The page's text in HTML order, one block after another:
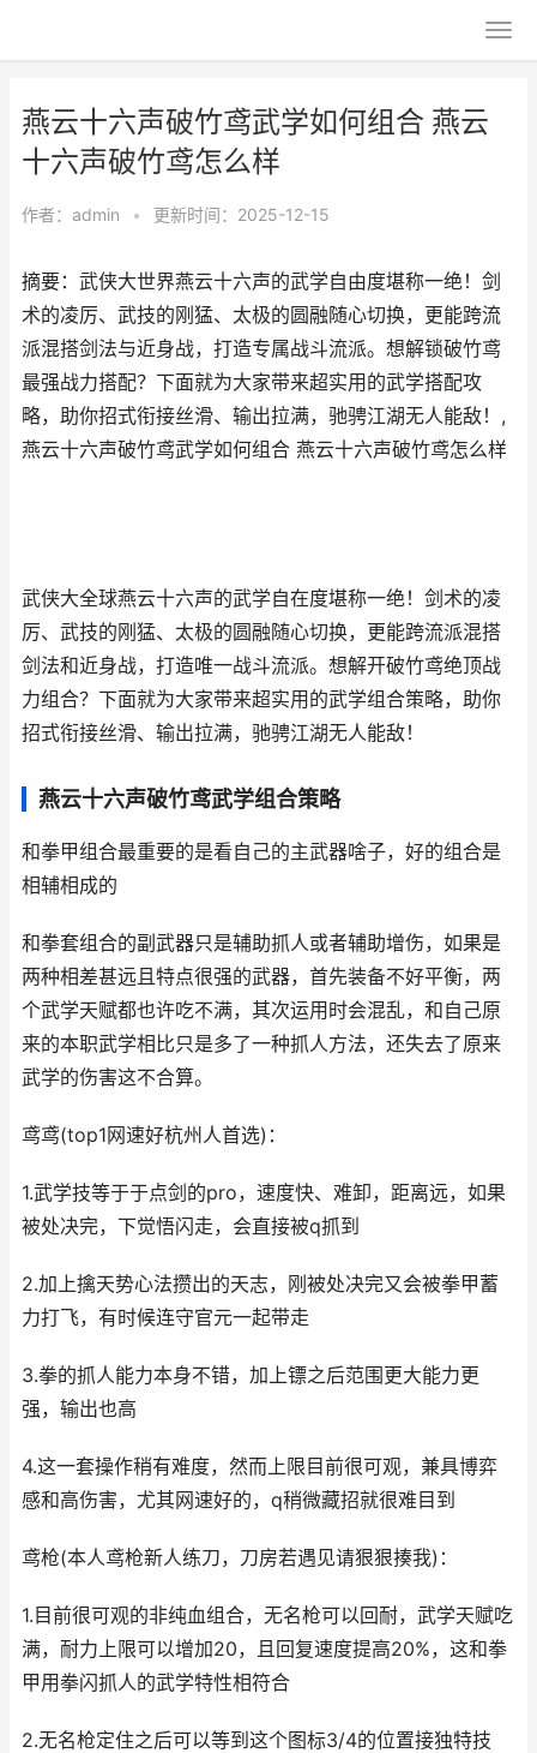
燕云十六声破竹鸢武学如何组合 燕云
十六声破竹鸢怎么样
作者： admin • 更新时间：2025-12-15
摘要：武侠大世界燕云十六声的武学自由度堪称一绝！剑
术的凌厉、武技的刚猛、太极的圆融随心切换，更能跨流
派混搭剑法与近身战，打造专属战斗流派。想解锁破竹鸢
最强战力搭配？下面就为大家带来超实用的武学搭配攻
略，助你招式衔接丝滑、输出拉满，驰骋江湖无人能敌！,
燕云十六声破竹鸢武学如何组合 燕云十六声破竹鸢怎么样
武侠大全球燕云十六声的武学自在度堪称一绝！剑术的凌
厉、武技的刚猛、太极的圆融随心切换，更能跨流派混搭
剑法和近身战，打造唯一战斗流派。想解开破竹鸢绝顶战
力组合？下面就为大家带来超实用的武学组合策略，助你
招式衔接丝滑、输出拉满，驰骋江湖无人能敌！
燕云十六声破竹鸢武学组合策略
和拳甲组合最重要的是看自己的主武器啥子，好的组合是
相辅相成的
和拳套组合的副武器只是辅助抓人或者辅助增伤，如果是
两种相差甚远且特点很强的武器，首先装备不好平衡，两
个武学天赋都也许吃不满，其次运用时会混乱，和自己原
来的本职武学相比只是多了一种抓人方法，还失去了原来
武学的伤害这不合算。
鸢鸢(top1网速好杭州人首选)：
1.武学技等于于点剑的pro，速度快、难卸，距离远，如果
被处决完，下觉悟闪走，会直接被q抓到
2.加上擒天势心法攒出的天志，刚被处决完又会被拳甲蓄
力打飞，有时候连守官元一起带走
3.拳的抓人能力本身不错，加上镖之后范围更大能力更
强，输出也高
4.这一套操作稍有难度，然而上限目前很可观，兼具博弈
感和高伤害，尤其网速好的，q稍微藏招就很难目到
鸢枪(本人鸢枪新人练刀，刀房若遇见请狠狠揍我)：
1.目前很可观的非纯血组合，无名枪可以回耐，武学天赋吃
满，耐力上限可以增加20，且回复速度提高20%，这和拳
甲用拳闪抓人的武学特性相符合
2.无名枪定住之后可以等到这个图标3/4的位置接独特技